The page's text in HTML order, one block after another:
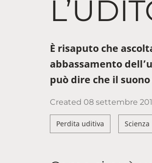
È risaputo che
abbassamento
può dire che il
Created 08 settembre
Perdita uditiva Scienza